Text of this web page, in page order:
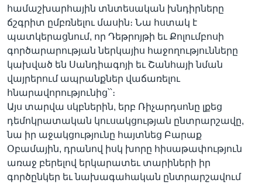
համաշխարհային տնտեսական խնդիրները
ճշգրիտ ըմբռնելու մասին։ Նա հստակ է
պատկերացնում, որ Դեթրոյթի եւ Քոլումբոսի
գործարարության ներկայիս հաջողությունները
կախված են Սանդիագոյի եւ Շանհայի նման
վայրերում ապրանքներ վաճառելու
հնարավորությունից՝՝։
Այս տարվա սկբներին, երբ Ռիչարդսոնը լքեց
դեմոկրատական կուսակցության ընտրարշավը,
նա իր աջակցությունը հայտնեց Բարաք
Օբամային, դրանով իսկ խորը հիսաթափություն
առաջ բերելով երկարատեւ տարիների իր
գործընկեր եւ նախագահական ընտրարշավում